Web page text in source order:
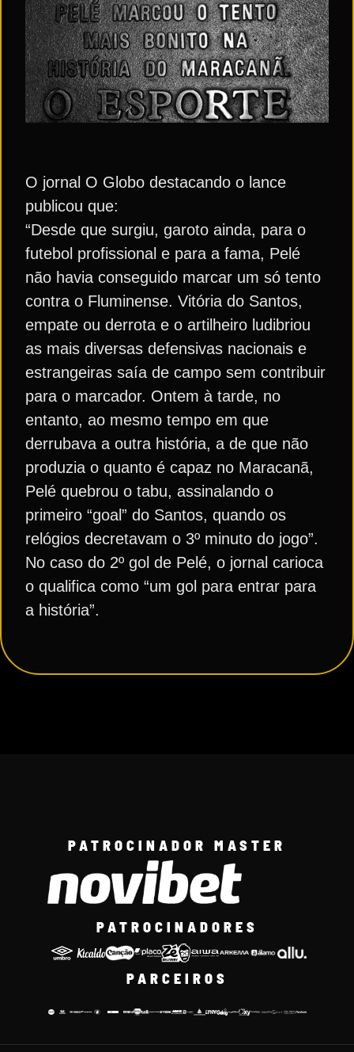
O jornal O Globo destacando o lance
publicou que:
“Desde que surgiu, garoto ainda, para o
futebol profissional e para a fama, Pelé
não havia conseguido marcar um só tento
contra o Fluminense. Vitória do Santos,
empate ou derrota e o artilheiro ludibriou
as mais diversas defensivas nacionais e
estrangeiras saía de campo sem contribuir
para o marcador. Ontem à tarde, no
entanto, ao mesmo tempo em que
derrubava a outra história, a de que não
produzia o quanto é capaz no Maracanã,
Pelé quebrou o tabu, assinalando o
primeiro “goal” do Santos, quando os
relógios decretavam o 3º minuto do jogo”.
No caso do 2º gol de Pelé, o jornal carioca
o qualifica como “um gol para entrar para
a história”.
PATROCINADOR MASTER
PATROCINADORES
PARCEIROS